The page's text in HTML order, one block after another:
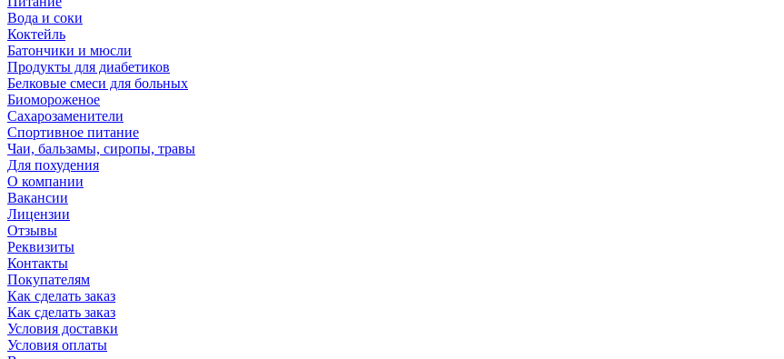
Вода и соки
Коктейль
Батончики и мюсли
Продукты для диабетиков
Белковые смеси для больных
Биомороженое
Сахарозаменители
Спортивное питание
Чаи, бальзамы, сиропы, травы
Для похудения
О компании
Вакансии
Лицензии
Отзывы
Реквизиты
Контакты
Покупателям
Как сделать заказ
Как сделать заказ
Условия доставки
Условия оплаты